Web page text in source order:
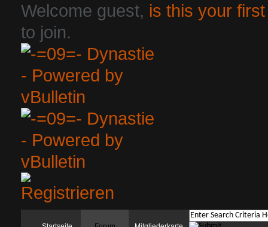
Welcome guest, is this your
to join.